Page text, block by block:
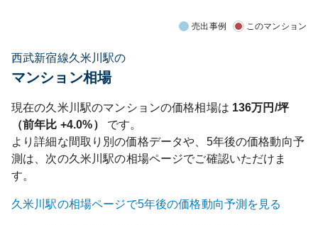
売出事例 このマンション
西武新宿線久米川駅の
マンション相場
現在の久米川 駅のマンションの価格相場は 136万円/坪
（前年比 +4.0%）
です。
より詳細な間取り別の価格データや、5年後の価格動向予
測は、次の久米川駅の相場ページでご確認いただけま
す。
久米川駅の相場ページで5年後の価格動向予測を見る